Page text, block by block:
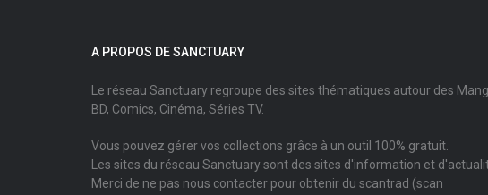
A PROPOS DE SANCTUARY
Le réseau Sanctuary regroupe des sites thématiques autour des
BD, Comics, Cinéma, Séries TV.
Vous pouvez gérer vos collections grâce à un outil 100% gratuit.
Les sites du réseau Sanctuary sont des sites d'information et
Merci de ne pas nous contacter pour obtenir du scantrad (scan